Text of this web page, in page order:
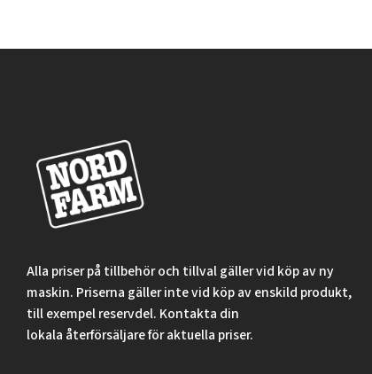
Alla priser på tillbehör och tillval gäller vid köp av ny
maskin. Priserna gäller inte vid köp av enskild produkt,
till exempel reservdel. Kontakta din
lokala återförsäljare för aktuella priser.